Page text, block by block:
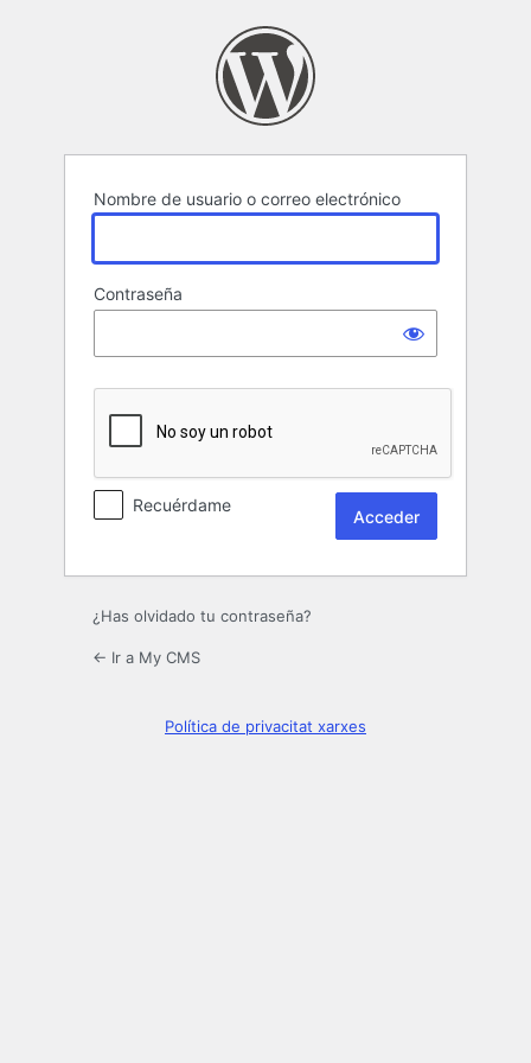
Nombre de usuario o correo electrónico
Contraseña
Recuérdame
¿Has olvidado tu contraseña?
← Ir a My CMS
Política de privacitat xarxes